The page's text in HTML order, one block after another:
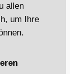
allen
um Ihre